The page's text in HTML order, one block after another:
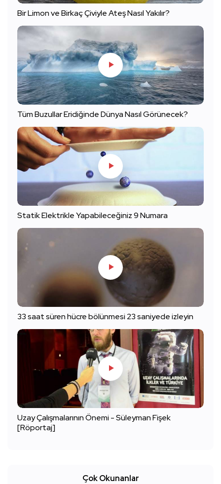
Bir Limon ve Birkaç Çiviyle Ateş Nasıl Yakılır?
Tüm Buzullar Eridiğinde Dünya Nasıl Görünecek?
Statik Elektrikle Yapabileceğiniz 9 Numara
33 saat süren hücre bölünmesi 23 saniyede izleyin
Uzay Çalışmalarının Önemi - Süleyman Fişek
[Röportaj]
Çok Okunanlar